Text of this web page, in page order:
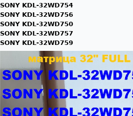
SONY KDL-32WD754
SONY KDL-32WD756
SONY KDL-32WD750
SONY KDL-32WD757
SONY KDL-32WD759